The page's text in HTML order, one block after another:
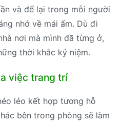
và để lại trong mỗi người
nhớ về mái ấm. Dù đi
nơi mà mình đã từng ở,
thời khắc kỷ niệm.
việc trang trí
léo kết hợp tương hỗ
bên trong phòng sẽ làm